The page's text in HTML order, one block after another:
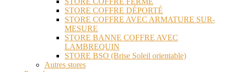
STORE COFFRE DÉPORTÉ
STORE COFFRE AVEC ARMATURE SUR-
MESURE
STORE BANNE COFFRE AVEC
LAMBREQUIN
STORE BSO (Brise Soleil orientable)
Autres stores